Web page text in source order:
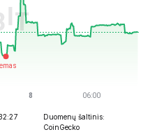
Duomenų šaltinis:
CoinGecko